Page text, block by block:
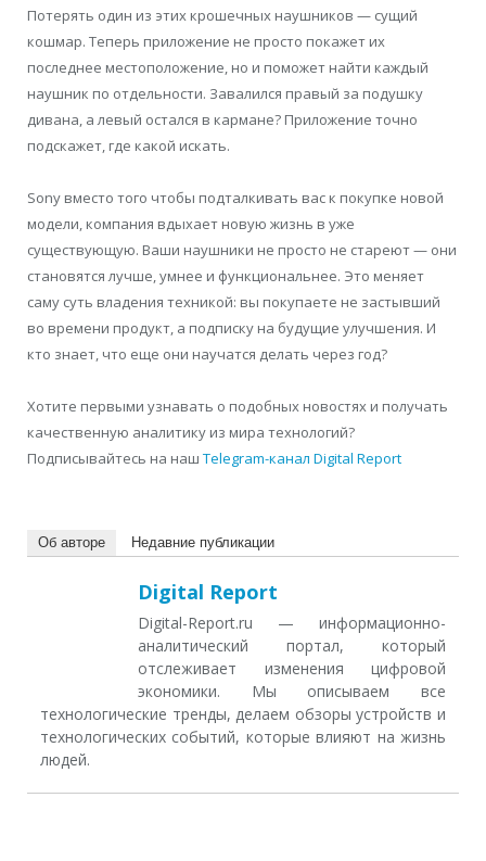
Потерять один из этих крошечных наушников — сущий
кошмар. Теперь приложение не просто покажет их
последнее местоположение, но и поможет найти каждый
наушник по отдельности. Завалился правый за подушку
дивана, а левый остался в кармане? Приложение точно
подскажет, где какой искать.
Sony вместо того чтобы подталкивать вас к покупке новой
модели, компания вдыхает новую жизнь в уже
существующую. Ваши наушники не просто не стареют — они
становятся лучше, умнее и функциональнее. Это меняет
саму суть владения техникой: вы покупаете не застывший
во времени продукт, а подписку на будущие улучшения. И
кто знает, что еще они научатся делать через год?
Хотите первыми узнавать о подобных новостях и получать
качественную аналитику из мира технологий?
Подписывайтесь на наш Telegram-канал Digital Report
Об авторе Недавние публикации
Digital Report
Digital-Report.ru — информационно-
аналитический портал, который
отслеживает изменения цифровой
экономики. Мы описываем все
технологические тренды, делаем обзоры устройств и
технологических событий, которые влияют на жизнь
людей.